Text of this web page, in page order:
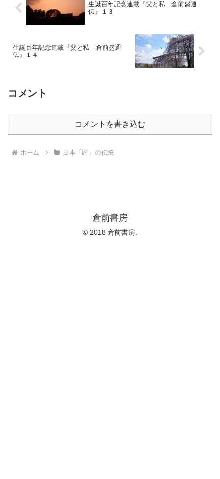
生誕百年記念連載『父と私 倉前盛通
伝』１３
生誕百年記念連載『父と私 倉前盛通
伝』１４
コメント
コメントを書き込む
ホーム 日本「匠」の伝統
倉前書房
© 2018 倉前書房.